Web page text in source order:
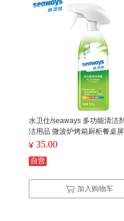
水卫仕/seaways 多功能清洁
洁用品 微波炉烤箱厨柜餐桌
污除菌儿童玩具YC 500ml
¥ 35.00
自营
加入购物车